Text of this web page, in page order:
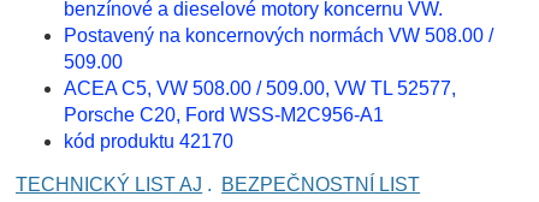
benzínové a dieselové motory koncernu VW.
Postavený na koncernových normách VW 508.00 /
509.00
ACEA C5, VW 508.00 / 509.00, VW TL 52577,
Porsche C20, Ford WSS-M2C956-A1
kód produktu 42170
TECHNICKÝ LIST AJ . BEZPEČNOSTNÍ LIST